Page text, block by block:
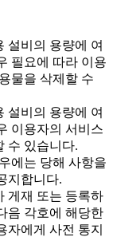
비의 용량에 여
필요에 따라 이용
물을 삭제할 수
비의 용량에 여
이용자의 서비스
수 있습니다.
에는 당해 사항을
지합니다.
게재 또는 등록하
음 각호에 해당한
자에게 사전 통지